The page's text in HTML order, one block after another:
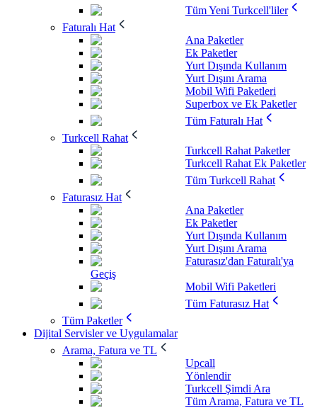
Tüm Yeni Turkcell'liler
Faturalı Hat
Ana Paketler
Ek Paketler
Yurt Dışında Kullanım
Yurt Dışını Arama
Mobil Wifi Paketleri
Superbox ve Ek Paketler
Tüm Faturalı Hat
Turkcell Rahat
Turkcell Rahat Paketler
Turkcell Rahat Ek Paketler
Tüm Turkcell Rahat
Faturasız Hat
Ana Paketler
Ek Paketler
Yurt Dışında Kullanım
Yurt Dışını Arama
Faturasız'dan Faturalı'ya
Geçiş
Mobil Wifi Paketleri
Tüm Faturasız Hat
Tüm Paketler
Dijital Servisler ve Uygulamalar
Arama, Fatura ve TL
Upcall
Yönlendir
Turkcell Şimdi Ara
Tüm Arama, Fatura ve TL